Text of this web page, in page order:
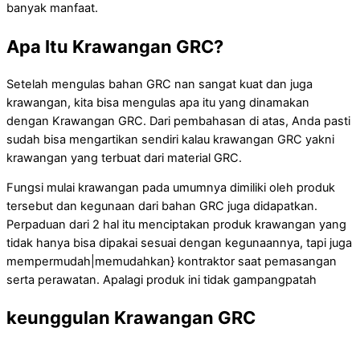
banyak manfaat.
Apa Itu Krawangan GRC?
Setelah mengulas bahan GRC nan sangat kuat dan juga
krawangan, kita bisa mengulas apa itu yang dinamakan
dengan Krawangan GRC. Dari pembahasan di atas, Anda pasti
sudah bisa mengartikan sendiri kalau krawangan GRC yakni
krawangan yang terbuat dari material GRC.
Fungsi mulai krawangan pada umumnya dimiliki oleh produk
tersebut dan kegunaan dari bahan GRC juga didapatkan.
Perpaduan dari 2 hal itu menciptakan produk krawangan yang
tidak hanya bisa dipakai sesuai dengan kegunaannya, tapi juga
mempermudah|memudahkan} kontraktor saat pemasangan
serta perawatan. Apalagi produk ini tidak gampangpatah
keunggulan Krawangan GRC